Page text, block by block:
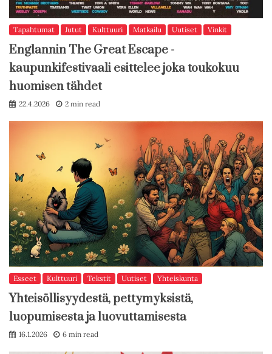
Tapahtumat Jutut Kulttuuri Matkailu Uutiset Vinkit
Englannin The Great Escape -
kaupunkifestivaali esittelee joka toukokuu
huomisen tähdet
22.4.2026 2 min read
Esseet Kulttuuri Tekstit Uutiset Yhteiskunta
Yhteisöllisyydestä, pettymyksistä,
luopumisesta ja luovuttamisesta
16.1.2026 6 min read